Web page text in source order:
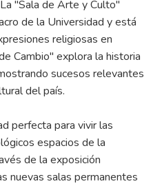
"Sala de Arte y Culto"
de la Universidad y está
religiosas en
Cambio" explora la historia
sucesos relevantes
del país.
perfecta para vivir las
espacios de la
de la exposición
nuevas salas permanentes